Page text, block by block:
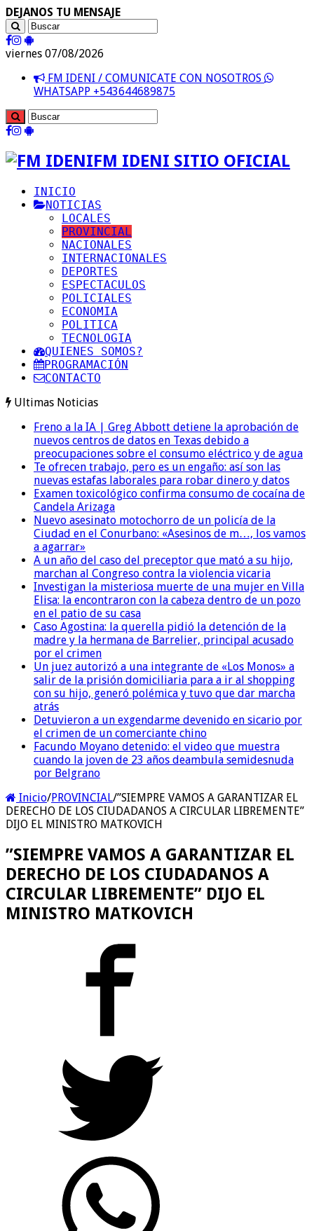
DEJANOS TU MENSAJE
viernes 07/08/2026
FM IDENI / COMUNICATE CON NOSOTROS
WHATSAPP +543644689875
FM IDENI SITIO OFICIAL
INICIO
NOTICIAS
LOCALES
PROVINCIAL
NACIONALES
INTERNACIONALES
DEPORTES
ESPECTACULOS
POLICIALES
ECONOMIA
POLITICA
TECNOLOGIA
QUIENES SOMOS?
PROGRAMACIÓN
CONTACTO
Ultimas Noticias
Freno a la IA | Greg Abbott detiene la aprobación de
nuevos centros de datos en Texas debido a
preocupaciones sobre el consumo eléctrico y de agua
Te ofrecen trabajo, pero es un engaño: así son las
nuevas estafas laborales para robar dinero y datos
Examen toxicológico confirma consumo de cocaína de
Candela Arizaga
Nuevo asesinato motochorro de un policía de la
Ciudad en el Conurbano: «Asesinos de m…, los vamos
a agarrar»
A un año del caso del preceptor que mató a su hijo,
marchan al Congreso contra la violencia vicaria
Investigan la misteriosa muerte de una mujer en Villa
Elisa: la encontraron con la cabeza dentro de un pozo
en el patio de su casa
Caso Agostina: la querella pidió la detención de la
madre y la hermana de Barrelier, principal acusado
por el crimen
Un juez autorizó a una integrante de «Los Monos» a
salir de la prisión domiciliaria para a ir al shopping
con su hijo, generó polémica y tuvo que dar marcha
atrás
Detuvieron a un exgendarme devenido en sicario por
el crimen de un comerciante chino
Facundo Moyano detenido: el video que muestra
cuando la joven de 23 años deambula semidesnuda
por Belgrano
Inicio/PROVINCIAL/”SIEMPRE VAMOS A GARANTIZAR EL
DERECHO DE LOS CIUDADANOS A CIRCULAR LIBREMENTE”
DIJO EL MINISTRO MATKOVICH
”SIEMPRE VAMOS A GARANTIZAR EL
DERECHO DE LOS CIUDADANOS A
CIRCULAR LIBREMENTE” DIJO EL
MINISTRO MATKOVICH